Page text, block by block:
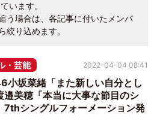
います。
う場合は、各記事に付いたメンバ
絞り込めます。
・芸能
小坂菜緒「また新しい自分とし
邉美穂「本当に大事な節目のシ
7thシングルフォーメーション発
2022-04-04 08:41